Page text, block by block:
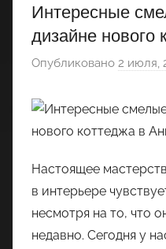
Интересные
дизайне нового
Опубликовано 2 июля,
Настоящее
в интерьере
несмотря на то, что
недавно. Сегодня у